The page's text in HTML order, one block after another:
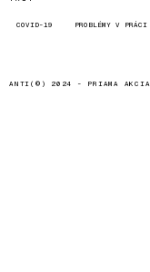
COVID-19 PROBLÉMY V PRÁCI
ANTI(©) 2024 - PRIAMA AKCIA